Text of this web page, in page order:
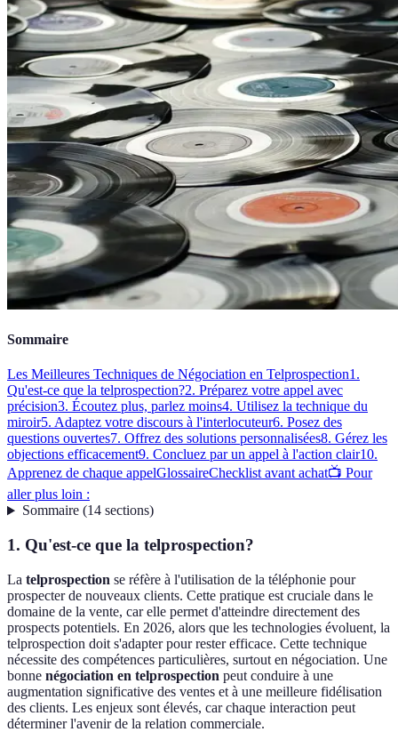
Sommaire
Les Meilleures Techniques de Négociation en Telprospection1.
Qu'est-ce que la telprospection?2. Préparez votre appel avec
précision3. Écoutez plus, parlez moins4. Utilisez la technique du
miroir5. Adaptez votre discours à l'interlocuteur6. Posez des
questions ouvertes7. Offrez des solutions personnalisées8. Gérez les
objections efficacement9. Concluez par un appel à l'action clair10.
Apprenez de chaque appelGlossaireChecklist avant achat📺 Pour
aller plus loin :
Sommaire(14 sections)
1. Qu'est-ce que la telprospection?
La telprospection se réfère à l'utilisation de la téléphonie pour
prospecter de nouveaux clients. Cette pratique est cruciale dans le
domaine de la vente, car elle permet d'atteindre directement des
prospects potentiels. En 2026, alors que les technologies évoluent, la
telprospection doit s'adapter pour rester efficace. Cette technique
nécessite des compétences particulières, surtout en négociation. Une
bonne négociation en telprospection peut conduire à une
augmentation significative des ventes et à une meilleure fidélisation
des clients. Les enjeux sont élevés, car chaque interaction peut
déterminer l'avenir de la relation commerciale.